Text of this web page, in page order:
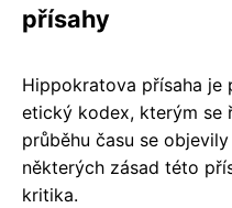
přísahy
Hippokratova přísaha je
etický kodex, kterým se
průběhu času se
některých zásad této
kritika.